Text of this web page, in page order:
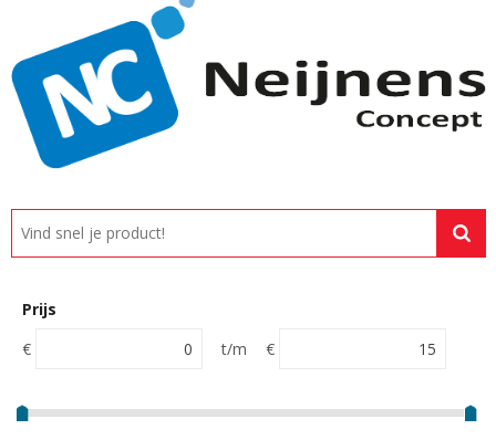
Promotietextiel
Tassen
Alle categorieën
Custom made
Prijs
€
t/m €